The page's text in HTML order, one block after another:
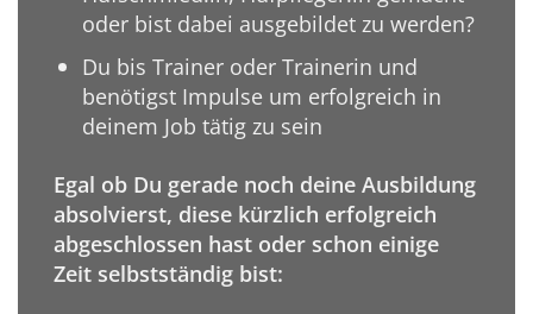
oder bist dabei ausgebildet zu werden?
Du bis Trainer oder Trainerin und
benötigst Impulse um erfolgreich in
deinem Job tätig zu sein
Egal ob Du gerade noch deine Ausbildung
absolvierst, diese kürzlich erfolgreich
abgeschlossen hast oder schon einige
Zeit selbstständig bist: